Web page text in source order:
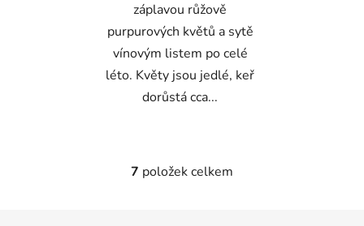
záplavou růžově
purpurových květů a sytě
vínovým listem po celé
léto. Květy jsou jedlé, keř
dorůstá cca...
O
7 položek celkem